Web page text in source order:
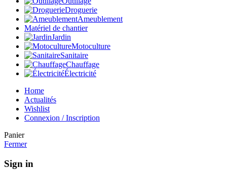
Droguerie
Ameublement
Matériel de chantier
Jardin
Motoculture
Sanitaire
Chauffage
Électricité
Home
Actualités
Wishlist
Connexion / Inscription
Panier
Fermer
Sign in